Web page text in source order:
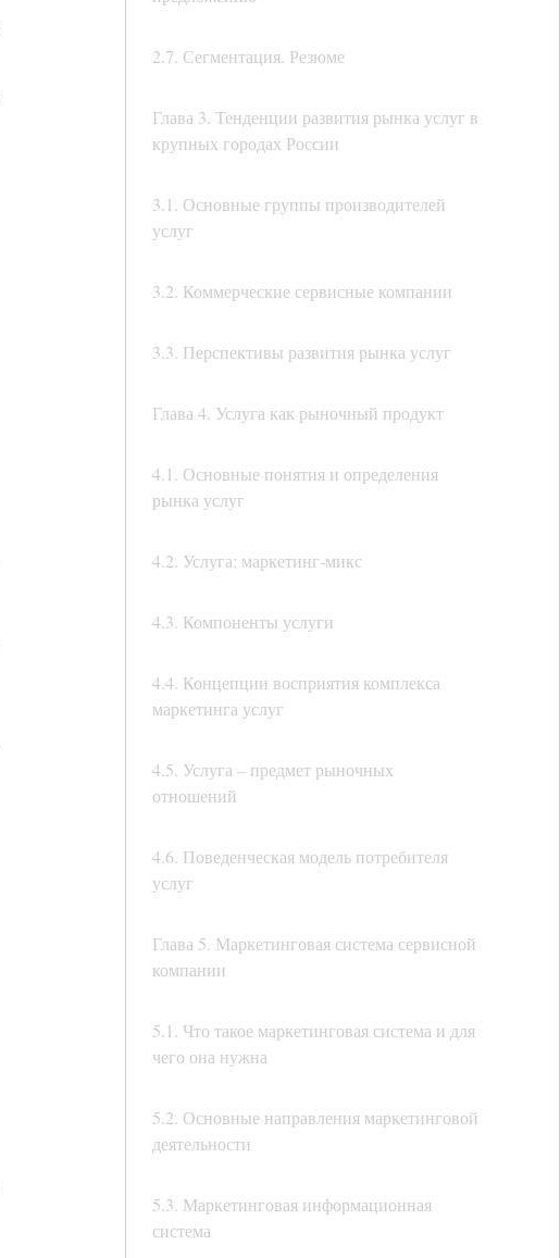
2.7. Сегментация. Резюме
Глава 3. Тенденции развития рынка услуг в
крупных городах России
3.1. Основные группы производителей
услуг
3.2. Коммерческие сервисные компании
3.3. Перспективы развития рынка услуг
Глава 4. Услуга как рыночный продукт
4.1. Основные понятия и определения
рынка услуг
4.2. Услуга: маркетинг-микс
4.3. Компоненты услуги
4.4. Концепции восприятия комплекса
маркетинга услуг
4.5. Услуга – предмет рыночных
отношений
4.6. Поведенческая модель потребителя
услуг
Глава 5. Маркетинговая система сервисной
компании
5.1. Что такое маркетинговая система и для
чего она нужна
5.2. Основные направления маркетинговой
деятельности
5.3. Маркетинговая информационная
система